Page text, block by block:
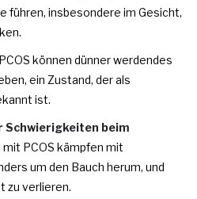
führen, insbesondere im Gesicht,
können dünner werdendes
ein Zustand, der als
ist.
Schwierigkeiten beim
mit PCOS kämpfen mit
um den Bauch herum, und
zu verlieren.